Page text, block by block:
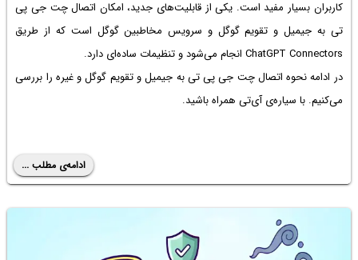
کاربران بسیار مفید است. یکی از قابلیت‌های جدید، امکان اتصال چت جی پی
تی به جیمیل و تقویم گوگل و سرویس مخاطبین گوگل است که از طریق
ChatGPT Connectors انجام می‌شود و تنظیمات ساده‌ای دارد.
در ادامه نحوه اتصال چت جی پی تی به جیمیل و تقویم گوگل و غیره را بررسی
می‌کنیم. با سیاره‌ی آی‌تی همراه باشید.
ادامه‌ی مطلب ...